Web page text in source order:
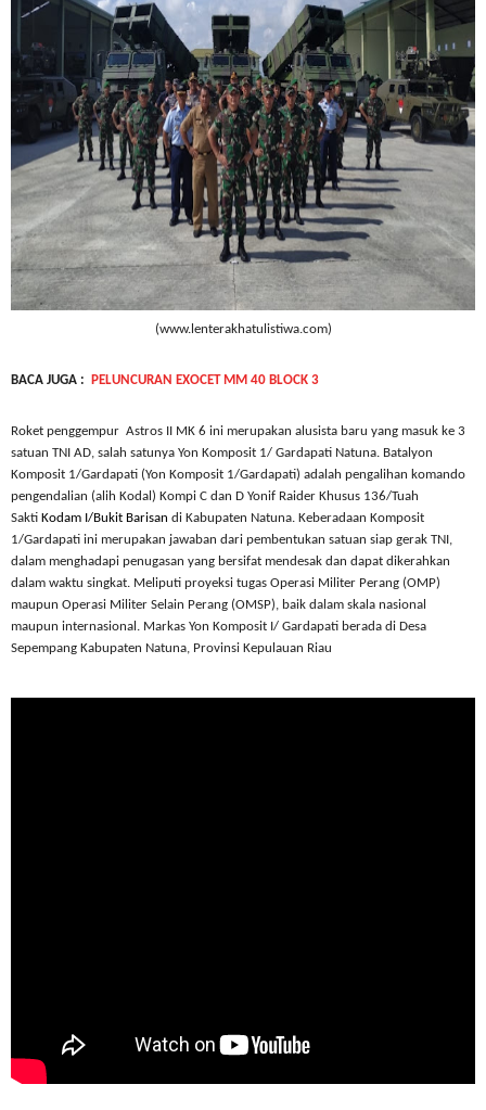
(www.lenterakhatulistiwa.com)
BACA JUGA : PELUNCURAN EXOCET MM 40 BLOCK 3
Roket penggempur Astros II MK 6 ini merupakan alusista baru yang masuk ke 3
satuan TNI AD, salah satunya Yon Komposit 1/ Gardapati Natuna. Batalyon
Komposit 1/Gardapati (Yon Komposit 1/Gardapati) adalah pengalihan komando
pengendalian (alih Kodal) Kompi C dan D Yonif Raider Khusus 136/Tuah
Sakti Kodam I/Bukit Barisan di Kabupaten Natuna. Keberadaan Komposit
1/Gardapati ini merupakan jawaban dari pembentukan satuan siap gerak TNI,
dalam menghadapi penugasan yang bersifat mendesak dan dapat dikerahkan
dalam waktu singkat. Meliputi proyeksi tugas Operasi Militer Perang (OMP)
maupun Operasi Militer Selain Perang (OMSP), baik dalam skala nasional
maupun internasional. Markas Yon Komposit I/ Gardapati berada di Desa
Sepempang Kabupaten Natuna, Provinsi Kepulauan Riau